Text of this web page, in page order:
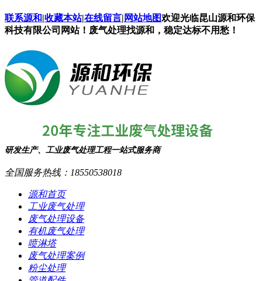
联系源和|收藏本站|在线留言| 网站地图欢迎光临昆山源和环保
科技有限公司网站！废气处理找源和，稳定达标不用愁！
研发生产、工业废气处理工程一站式服务商
全国服务热线： 18550538018
源和首页
工业废气处理
废气处理设备
有机废气处理
喷淋塔
废气处理案例
粉尘处理